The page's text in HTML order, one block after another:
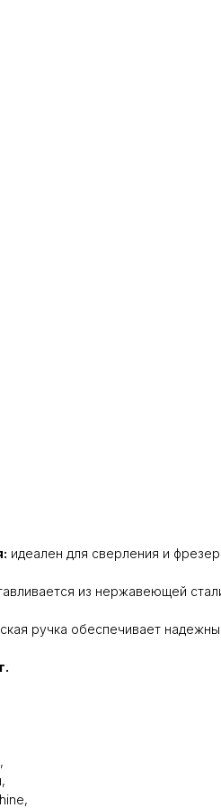
идеален для сверления и
из нержавеющей
ручка обеспечивает